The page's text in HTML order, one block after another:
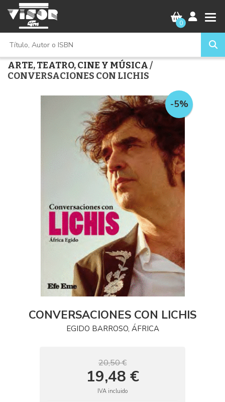
0
ARTE, TEATRO, CINE Y MÚSICA/
CONVERSACIONES CON LICHIS
-5%
CONVERSACIONES CON LICHIS
EGIDO BARROSO, ÁFRICA
20,50 €
19,48 €
IVA incluido